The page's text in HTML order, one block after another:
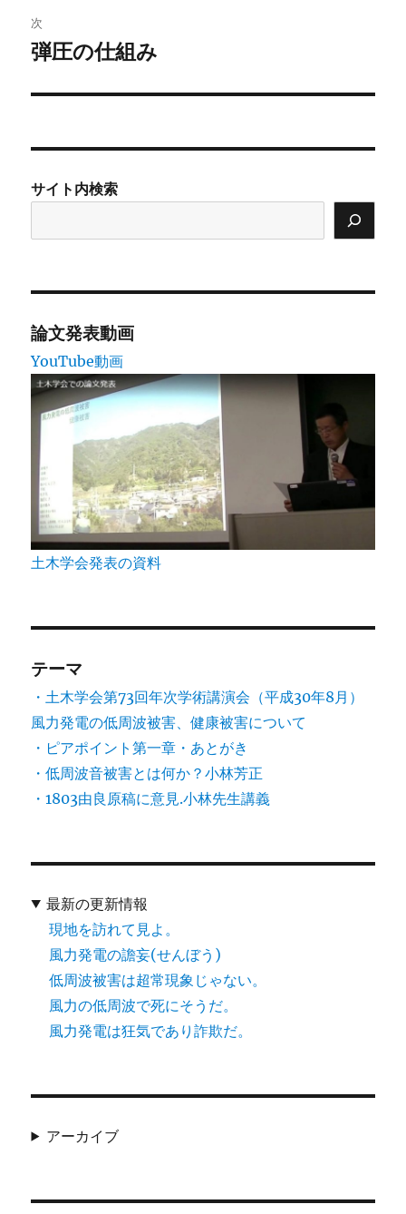
ゲ
ー
シ
次
次
投
弾圧の仕組み
サイト内検索
論文発表動画
YouTube動画
土木学会発表の資料
テーマ
・土木学会第73回年次学術講演会（平成30年8月）
風力発電の低周波被害、健康被害について
・ピアポイント第一章・あとがき
・低周波音被害とは何か？小林芳正
・1803由良原稿に意見.小林先生講義
最新の更新情報
現地を訪れて見よ。
風力発電の譫妄(せんぼう)
低周波被害は超常現象じゃない。
風力の低周波で死にそうだ。
風力発電は狂気であり詐欺だ。
アーカイブ